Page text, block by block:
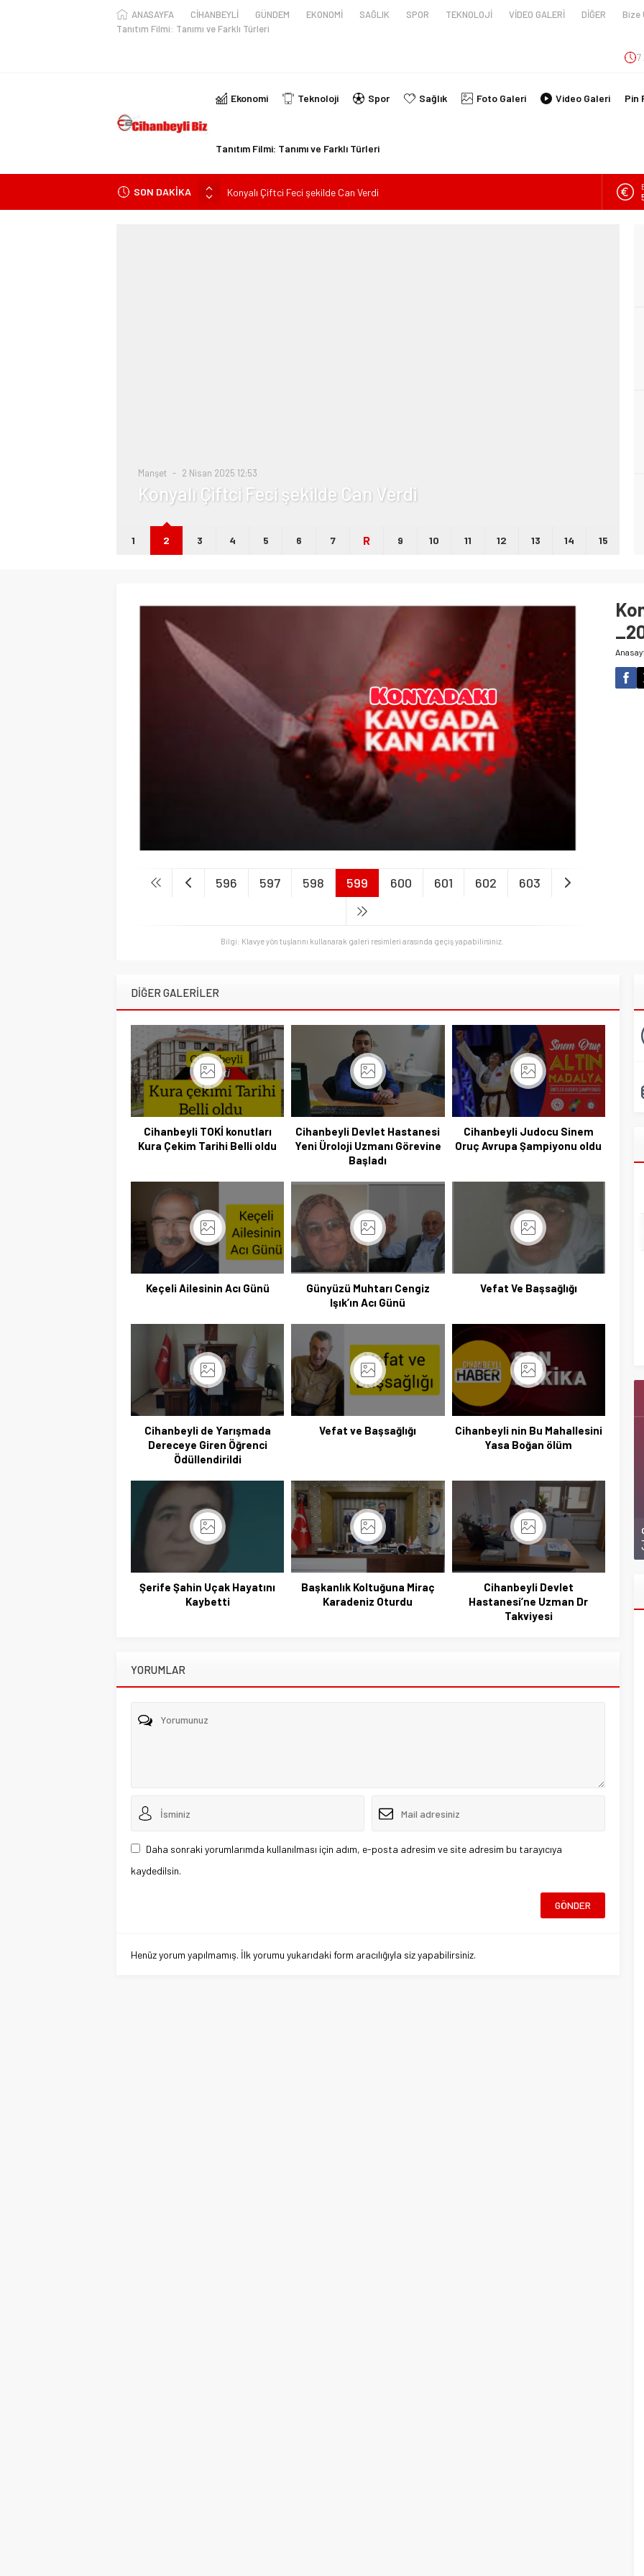
ANASAYFA CİHANBEYLİ GÜNDEM EKONOMİ SAĞLIK SPOR TEKNOLOJİ VİDEO GALERİ DİĞER Bize
Tanıtım Filmi: Tanımı ve Farklı Türleri
7
Ekonomi Teknoloji Spor Sağlık Foto Galeri Video Galeri Pin
Tanıtım Filmi: Tanımı ve Farklı Türleri
SON DAKİKA
Konyalı Çiftci Feci şekilde Can Verdi
Konya’da araçta oksijen tüpünün patlaması sonucu hayatını kaybeden biri bebek 2
Manşet 2 Nisan 2025 12:53
Konyalı Çiftci Feci şekilde Can Verdi
1 2 3 4 5 6 7 R 9 10 11 12 13 14 15
596 597 598 599 600 601 602 603
Bilgi: Klavye yön tuşlarını kullanarak galeri resimleri arasında geçiş yapabilirsiniz.
DİĞER GALERİLER
Cihanbeyli TOKİ konutları
Kura Çekim Tarihi Belli oldu
Cihanbeyli Devlet Hastanesi
Yeni Üroloji Uzmanı Görevine
Başladı
Cihanbeyli Judocu Sinem
Oruç Avrupa Şampiyonu oldu
Keçeli Ailesinin Acı Günü
Günyüzü Muhtarı Cengiz
Işık’ın Acı Günü
Vefat Ve Başsağlığı
Cihanbeyli de Yarışmada
Dereceye Giren Öğrenci
Ödüllendirildi
Vefat ve Başsağlığı
Cihanbeyli nin Bu Mahallesini
Yasa Boğan ölüm
Şerife Şahin Uçak Hayatını
Kaybetti
Başkanlık Koltuğuna Miraç
Karadeniz Oturdu
Cihanbeyli Devlet
Hastanesi’ne Uzman Dr
Takviyesi
YORUMLAR
Daha sonraki yorumlarımda kullanılması için adım, e-posta adresim ve site adresim bu tarayıcıya
kaydedilsin.
Henüz yorum yapılmamış. İlk yorumu yukarıdaki form aracılığıyla siz yapabilirsiniz.